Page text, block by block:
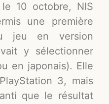
le 10 octobre, NIS
une première
jeu en version
y sélectionner
en japonais). Elle
3, mais
que le résultat